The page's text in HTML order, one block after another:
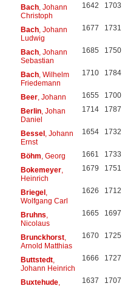
Bach, Johann
Christoph
1642 1703
Bach, Johann
Ludwig
1677 1731
Bach, Johann
Sebastian
1685 1750
Bach, Wilhelm
Friedemann
1710 1784
Beer, Johann 1655 1700
Berlin, Johan
Daniel
1714 1787
Bessel, Johann
Ernst
1654 1732
Böhm , Georg 1661 1733
Bokemeyer,
Heinrich
1679 1751
Briegel,
Wolfgang Carl
1626 1712
Bruhns
Nicolaus
1665 1697
Brunckhorst,
Arnold Matthias
1670 1725
Buttstedt,
Johann Heinrich
1666 1727
Buxtehude,
1637 1707